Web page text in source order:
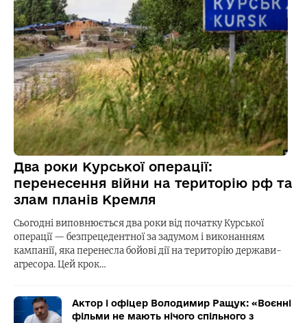
Два роки Курської операції:
перенесення війни на територію рф та
злам планів Кремля
Сьогодні виповнюється два роки від початку Курської
операції — безпрецедентної за задумом і виконанням
кампанії, яка перенесла бойові дії на територію держави-
агресора. Цей крок…
Актор і офіцер Володимир Ращук: «Воєнні
фільми не мають нічого спільного з